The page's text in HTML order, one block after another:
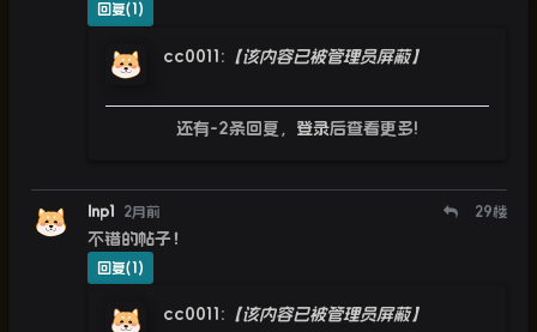
回复(1)
cc0011 : 【该内容已被管理员屏蔽】
还有-2条回复， 登录后查看更多!
lnp1 2月前 29楼
不错的帖子！
回复(1)
cc0011 : 【该内容已被管理员屏蔽】